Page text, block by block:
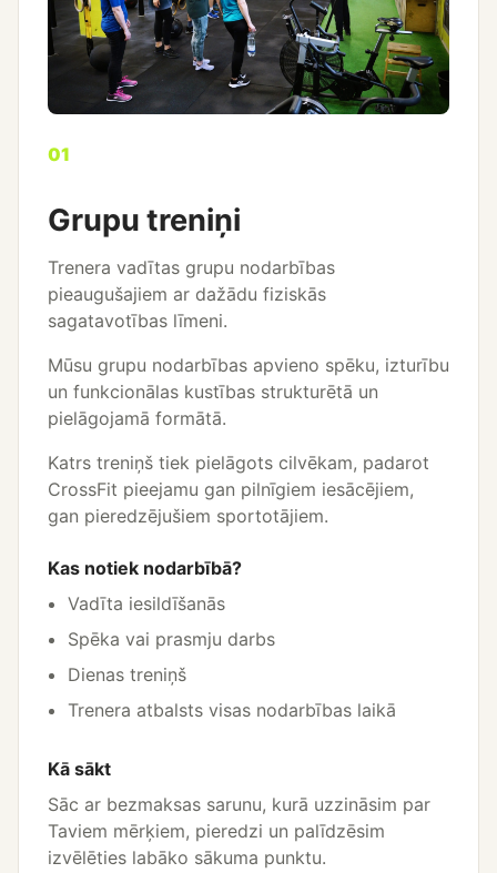
01
Grupu treniņi
Trenera vadītas grupu nodarbības
pieaugušajiem ar dažādu fiziskās
sagatavotības līmeni.
Mūsu grupu nodarbības apvieno spēku, izturību
un funkcionālas kustības strukturētā un
pielāgojamā formātā.
Katrs treniņš tiek pielāgots cilvēkam, padarot
CrossFit pieejamu gan pilnīgiem iesācējiem,
gan pieredzējušiem sportotājiem.
Kas notiek nodarbībā?
Vadīta iesildīšanās
Spēka vai prasmju darbs
Dienas treniņš
Trenera atbalsts visas nodarbības laikā
Kā sākt
Sāc ar bezmaksas sarunu, kurā uzzināsim par
Taviem mērķiem, pieredzi un palīdzēsim
izvēlēties labāko sākuma punktu.